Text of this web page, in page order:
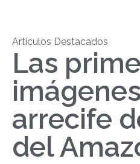
Artículos Destacados
Las
arrecife
del